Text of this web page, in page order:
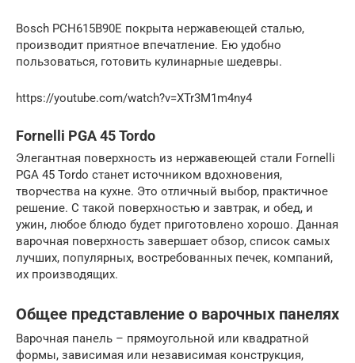
Bosch PCH615B90E покрыта нержавеющей сталью,
производит приятное впечатление. Ею удобно
пользоваться, готовить кулинарные шедевры.
https://youtube.com/watch?v=XTr3M1m4ny4
Fornelli PGA 45 Tordo
Элегантная поверхность из нержавеющей стали Fornelli
PGA 45 Tordo станет источником вдохновения,
творчества на кухне. Это отличный выбор, практичное
решение. С такой поверхностью и завтрак, и обед, и
ужин, любое блюдо будет приготовлено хорошо. Данная
варочная поверхность завершает обзор, список самых
лучших, популярных, востребованных печек, компаний,
их производящих.
Общее представление о варочных панелях
Варочная панель – прямоугольной или квадратной
формы, зависимая или независимая конструкция,